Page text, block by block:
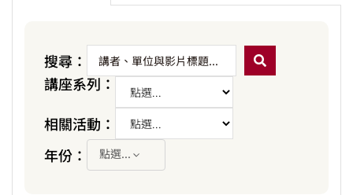
搜尋：
講座系列：
相關活動：
年份：
點選...